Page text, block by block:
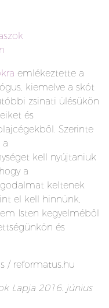
emlékeztette a
kiemelve a skót
zsinati ülésükön
és
Szerinte
a
kell nyújtaniuk
a
keltenek
el kell hinnünk,
Isten kegyelméből
és
/ reformatus.hu
Lapja 2016. június